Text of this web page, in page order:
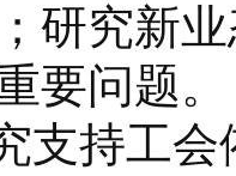
研究新
要问题。
支持工